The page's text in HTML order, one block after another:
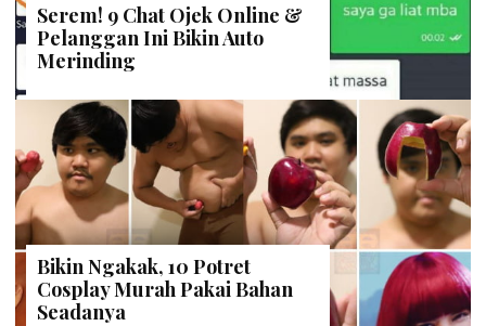
Serem! 9 Chat Ojek Online &
Pelanggan Ini Bikin Auto
Merinding
Bikin Ngakak, 10 Potret
Cosplay Murah Pakai Bahan
Seadanya